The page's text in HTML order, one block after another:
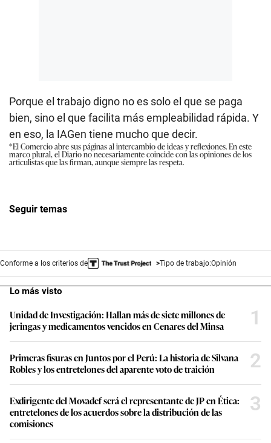
Porque el trabajo digno no es solo el que se paga
bien, sino el que facilita más empleabilidad rápida. Y
en eso, la IAGen tiene mucho que decir.
*El Comercio abre sus páginas al intercambio de ideas y reflexiones. En este
marco plural, el Diario no necesariamente coincide con las opiniones de los
articulistas que las firman, aunque siempre las respeta.
Seguir temas
Conforme a los criterios de Tipo de trabajo:Opinión
Lo más visto
Unidad de Investigación: Hallan más de siete millones de
jeringas y medicamentos vencidos en Cenares del Minsa
1
Primeras fisuras en Juntos por el Perú: La historia de Silvana
Robles y los entretelones del aparente voto de traición
2
Exdirigente del Movadef será el representante de JP en Ética:
entretelones de los acuerdos sobre la distribución de las
comisiones
3